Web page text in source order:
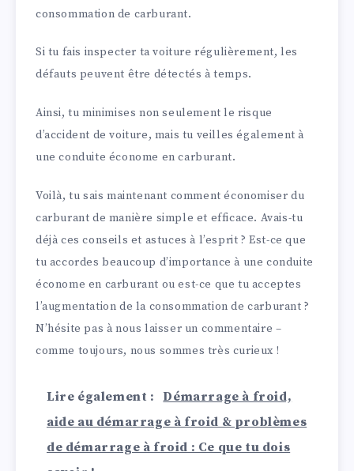
consommation de carburant.
Si tu fais inspecter ta voiture régulièrement, les
défauts peuvent être détectés à temps.
Ainsi, tu minimises non seulement le risque
d’accident de voiture, mais tu veilles également à
une conduite économe en carburant.
Voilà, tu sais maintenant comment économiser du
carburant de manière simple et efficace. Avais-tu
déjà ces conseils et astuces à l’esprit ? Est-ce que
tu accordes beaucoup d’importance à une conduite
économe en carburant ou est-ce que tu acceptes
l’augmentation de la consommation de carburant ?
N’hésite pas à nous laisser un commentaire –
comme toujours, nous sommes très curieux !
Lire également :
Démarrage à froid,
aide au démarrage à froid & problèmes
de démarrage à froid : Ce que tu dois